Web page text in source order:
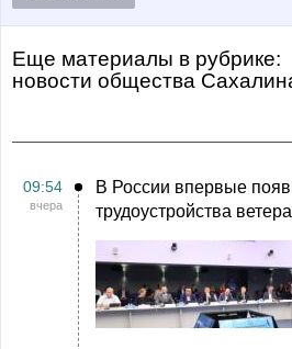
Еще материалы в рубрике:
Новости общества
09:54
вчера
В России впервые
трудоустройства